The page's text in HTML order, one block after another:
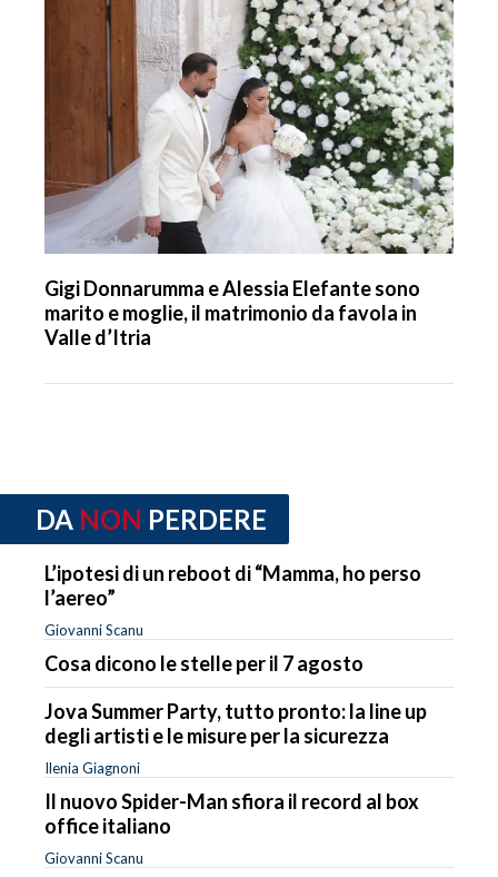
Gigi Donnarumma e Alessia Elefante sono
marito e moglie, il matrimonio da favola in
Valle d’Itria
DA NON PERDERE
L’ipotesi di un reboot di “Mamma, ho perso
l’aereo”
Giovanni Scanu
Cosa dicono le stelle per il 7 agosto
Jova Summer Party, tutto pronto: la line up
degli artisti e le misure per la sicurezza
Ilenia Giagnoni
Il nuovo Spider-Man sfiora il record al box
office italiano
Giovanni Scanu